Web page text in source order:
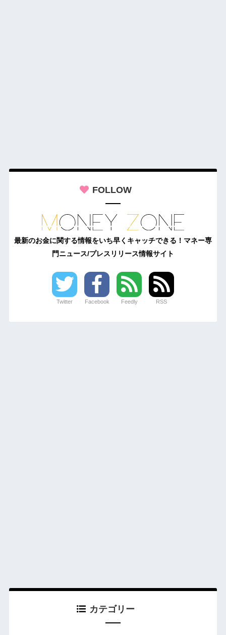
FOLLOW
最新のお金に関する情報をいち早くキャッチできる！マネー専
門ニュース/プレスリリース情報サイト
Twitter Facebook Feedly RSS
カテゴリー